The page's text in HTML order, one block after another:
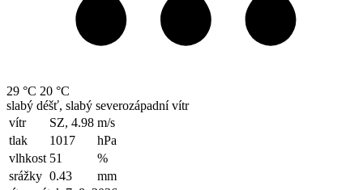
29 °C 20 °C
slabý déšť, slabý severozápadní vítr
vítr
SZ, 4.98 m/s
tlak
1017
hPa
vlhkost 51
%
srážky 0.43
mm